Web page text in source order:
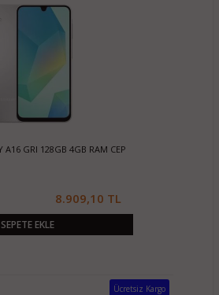
A16 GRI 128GB 4GB RAM CEP
8.909,10 TL
SEPETE EKLE
Ücretsiz Kargo